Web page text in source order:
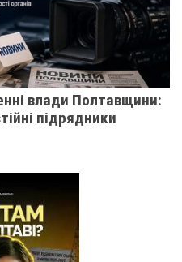
влади Полтавщини:
підрядники